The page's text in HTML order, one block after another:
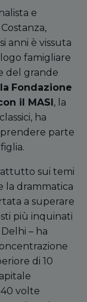
e
anni è vissuta
famigliare
del grande
Fondazione
il MASI, la
ha
parte
sui temi
la drammatica
a superare
più inquinati
– ha
di 10
volte